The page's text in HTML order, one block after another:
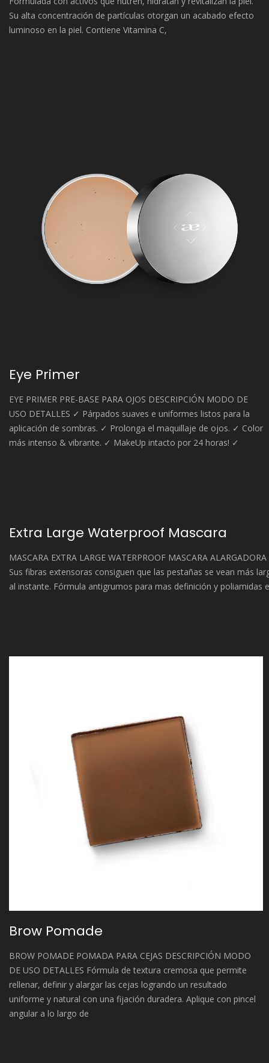
Su alta concentración de partículas otorgan un acabado efecto
luminoso en la piel. Contiene Vitamina C,
Eye Primer
EYE PRIMER PRE-BASE PARA OJOS DESCRIPCIÓN MODO DE
USO DETALLES ✓ Párpados suaves e uniformes listos para la
aplicación de sombras. ✓ Prolonga el maquillaje de ojos. ✓ Color
más intenso & vibrante. ✓ MakeUp intacto por 24 horas! ✓
Extra Large Waterproof Mascara
MASCARA EXTRA LARGE WATERPROOF MASCARA
Sus fibras extensoras consiguen que las pestañas se vean más
al instante. Fórmula antigrumos para mas definición y poliamidas
Brow Pomade
BROW POMADE POMADA PARA CEJAS DESCRIPCIÓN MODO
DE USO DETALLES Fórmula de textura cremosa que permite
rellenar, definir y alargar las cejas logrando un resultado
uniforme y natural con una fijación duradera. Aplique con pincel
angular a lo largo de